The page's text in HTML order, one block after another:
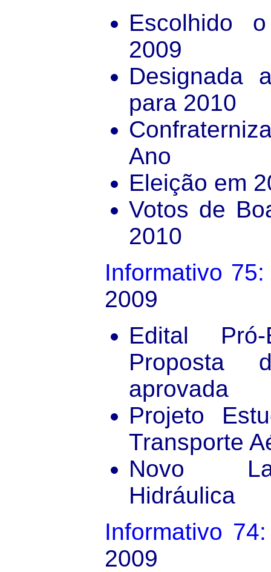
Escolhido
2009
Designada
para 2010
Ano
Eleição em
Votos de
2010
Informativo 75:
2009
Edital Pró-
Proposta
aprovada
Projeto
Transporte
Novo
Hidráulica
Informativo 74:
2009